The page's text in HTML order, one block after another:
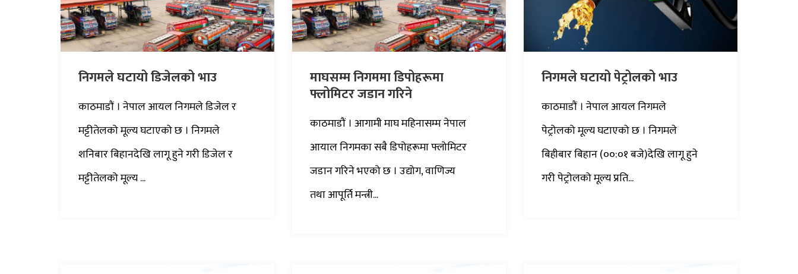
निगमले घटायो डिजेलको भाउ
काठमाडौं । नेपाल आयल निगमले डिजेल र
मट्टीतेलको मूल्य घटाएको छ । निगमले
शनिबार बिहानदेखि लागू हुने गरी डिजेल र
मट्टीतेलको मूल्य ...
माघसम्म निगममा डिपोहरूमा
फ्लोमिटर जडान गरिने
काठमाडौं । आगामी माघ महिनासम्म नेपाल
आयाल निगमका सबै डिपोहरूमा फ्लोमिटर
जडान गरिने भएको छ । उद्योग, वाणिज्य
तथा आपूर्ति मन्त्री...
निगमले घटायो पेट्रोलको भाउ
काठमाडौं । नेपाल आयल निगमले
पेट्रोलको मूल्य घटाएको छ । निगमले
बिहीबार बिहान (००:०१ बजे)देखि लागू हुने
गरी पेट्रोलको मूल्य प्रति...